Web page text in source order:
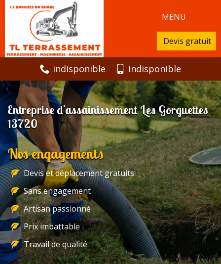
MENU
Devis gratuit
indisponible indisponible
Entreprise d'assainissement Les Gorguettes
13720
Nos engagements
Devis et déplacement gratuits
Sans engagement
Artisan passionné
Prix imbattable
Travail de qualité